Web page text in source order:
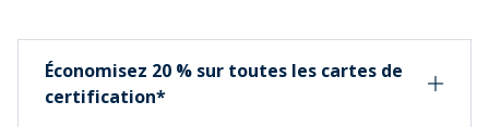
Économisez 20 % sur toutes les cartes de
certification*